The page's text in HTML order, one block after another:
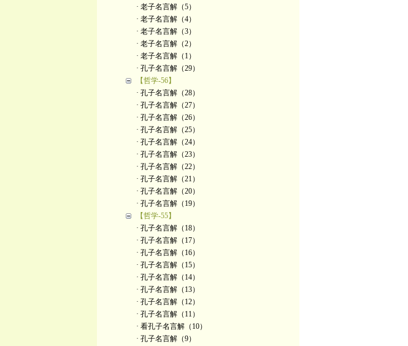
· 老子名言解（5）
· 老子名言解（4）
· 老子名言解（3）
· 老子名言解（2）
· 老子名言解（1）
· 孔子名言解（29）
【哲学-56】
· 孔子名言解（28）
· 孔子名言解（27）
· 孔子名言解（26）
· 孔子名言解（25）
· 孔子名言解（24）
· 孔子名言解（23）
· 孔子名言解（22）
· 孔子名言解（21）
· 孔子名言解（20）
· 孔子名言解（19）
【哲学-55】
· 孔子名言解（18）
· 孔子名言解（17）
· 孔子名言解（16）
· 孔子名言解（15）
· 孔子名言解（14）
· 孔子名言解（13）
· 孔子名言解（12）
· 孔子名言解（11）
· 看孔子名言解（10）
· 孔子名言解（9）